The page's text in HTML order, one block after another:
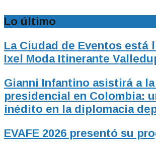
Lo último
La Ciudad de Eventos está
Ixel Moda Itinerante
Gianni Infantino asistirá a
presidencial en Colombia:
inédito en la diplomacia
EVAFE 2026 presentó su